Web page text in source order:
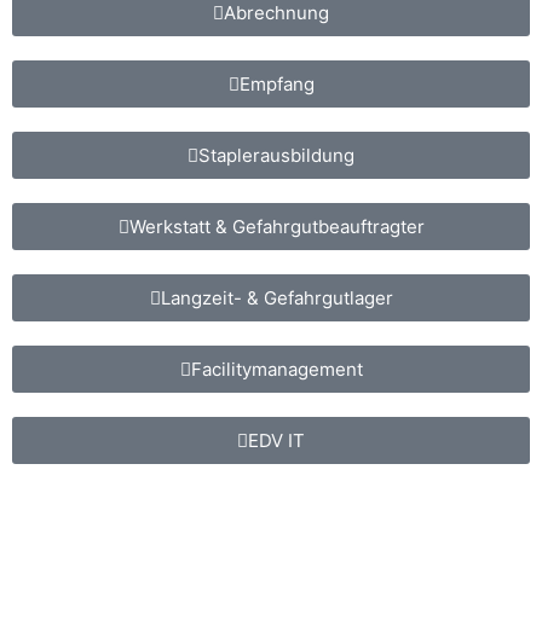
Abrechnung
Empfang
Staplerausbildung
Werkstatt & Gefahrgutbeauftragter
Langzeit- & Gefahrgutlager
Facilitymanagement
EDV IT